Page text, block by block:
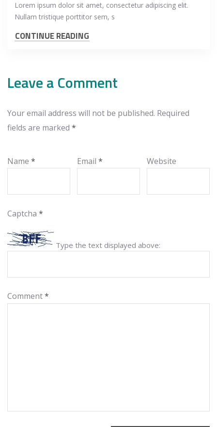
Lorem ipsum dolor sit amet, consectetur adipiscing elit.
Nullam tristique porttitor sem, s
CONTINUE READING
Leave a Comment
Your email address will not be published. Required
fields are marked *
Name * Email* Website
Captcha *
Type the text displayed above:
Comment*